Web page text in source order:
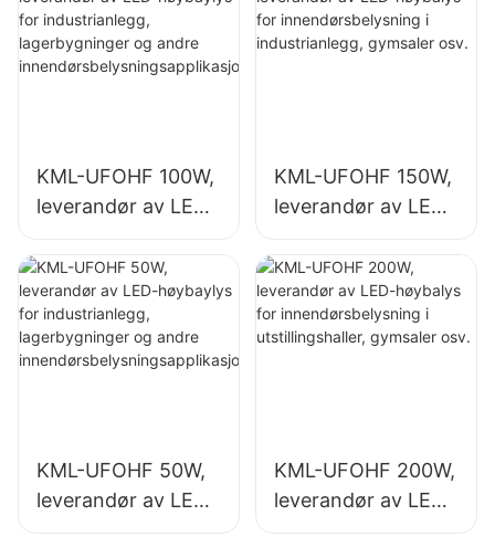
KML-UFOHF 100W,
leverandør av LED-
høybaylys for
industrianlegg,
lagerbygninger og
andre
innendørsbelysning
KML-UFOHF 150W,
leverandør av LED-
høybalys for
innendørsbelysning
i industrianlegg,
gymsaler osv.
KML-UFOHF 50W,
leverandør av LED-
høybaylys for
KML-UFOHF 200W,
leverandør av LED-
høybalys for